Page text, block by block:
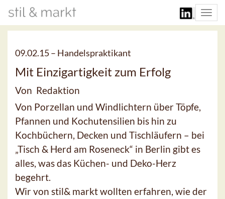
09.02.15 – Handelspraktikant
Mit Einzigartigkeit zum Erfolg
Von Redaktion
Von Porzellan und Windlichtern über Töpfe,
Pfannen und Kochutensilien bis hin zu
Kochbüchern, Decken und Tischläufern – bei
„Tisch & Herd am Roseneck“ in Berlin gibt es
alles, was das Küchen- und Deko-Herz
begehrt.
Wir von stil& markt wollten erfahren, wie der